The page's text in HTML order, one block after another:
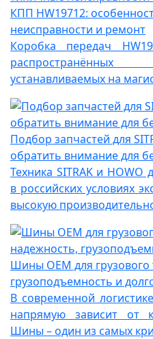
КПП HW19712:
неисправности и ремонт
Коробка передач
устанавливаемых на
Подбор запчастей для
обратить внимание для
Техника SITRAK и
в российских условиях
высокую
Шины OEM для
грузоподъемность и
В современной
напрямую зависит от
Шины – один из самых